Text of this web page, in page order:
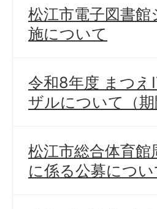
松江市電子図書
施について
令和8年度 まつ
ザルについて（期
松江市総合体育
に係る公募につい